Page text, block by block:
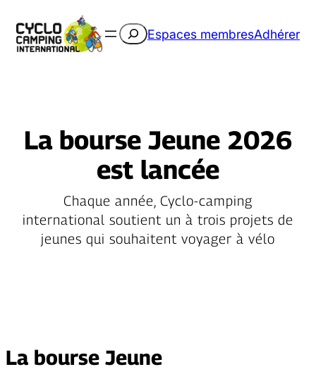
Rechercher
Espaces membresAdhérer
La bourse Jeune 2026
est lancée
Chaque année, Cyclo-camping
international soutient un à trois projets de
jeunes qui souhaitent voyager à vélo
La bourse Jeune